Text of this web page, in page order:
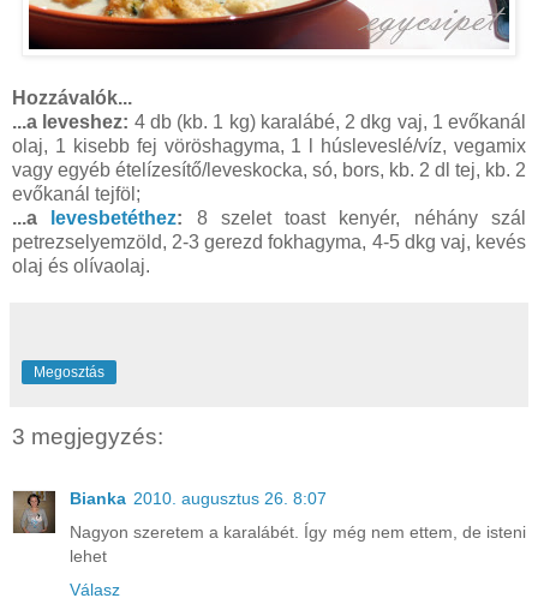
Hozzávalók...
...a leveshez: 4 db (kb. 1 kg) karalábé, 2 dkg vaj, 1 evőkanál
olaj, 1 kisebb fej vöröshagyma, 1 l húsleveslé/víz, vegamix
vagy egyéb ételízesítő/leveskocka, só, bors, kb. 2 dl tej, kb. 2
evőkanál tejföl;
...a
levesbetéthez: 8 szelet toast kenyér, néhány szál
petrezselyemzöld, 2-3 gerezd fokhagyma, 4-5 dkg vaj, kevés
olaj és olívaolaj.
Megosztás
3 megjegyzés:
Bianka 2010. augusztus 26. 8:07
Nagyon szeretem a karalábét. Így még nem ettem, de isteni
lehet
Válasz